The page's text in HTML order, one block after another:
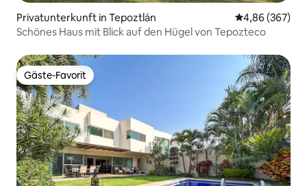
Privatunterkunft in Tepoztlán
4,86 (367)
Schönes Haus mit Blick auf den Hügel von Tepozteco
Gäste-Favorit
Gäste-Favorit